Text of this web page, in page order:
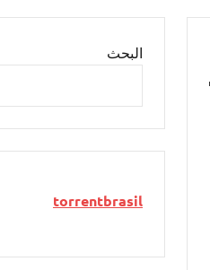
البحث
torrentbrasil